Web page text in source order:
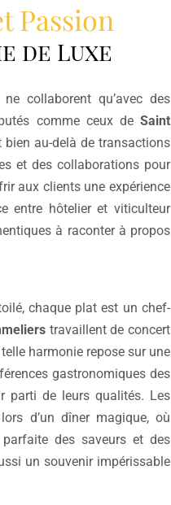
Passion
de Luxe
collaborent qu’avec des
comme ceux de Saint
au-delà de transactions
et des collaborations pour
aux clients une expérience
entre hôtelier et viticulteur
à raconter à propos
chaque plat est un chef-
travaillent de concert
harmonie repose sur une
gastronomiques des
parti de leurs qualités. Les
d’un dîner magique, où
parfaite des saveurs et des
un souvenir impérissable